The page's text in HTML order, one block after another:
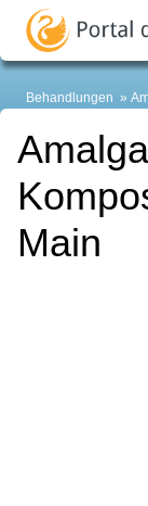
Behandlungen
Main